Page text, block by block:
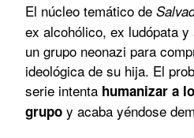
El núcleo temático de
ex alcohólico, ex ludópata
un grupo neonazi para
ideológica de su hija. El
serie intenta humanizar a
grupo y acaba yéndose